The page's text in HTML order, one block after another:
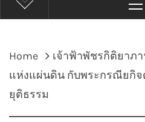
Home
เจ้าฟ้าพัชรกิติยาภ
แห่งแผ่นดิน กับพระกรณียกิ
ยุติธรรม